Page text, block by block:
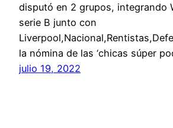
disputó en 2 grupos, integrando
serie B junto con
la nómina de las ‘chicas súper
julio 19, 2022